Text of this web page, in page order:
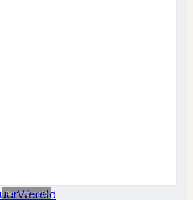
Advertentie